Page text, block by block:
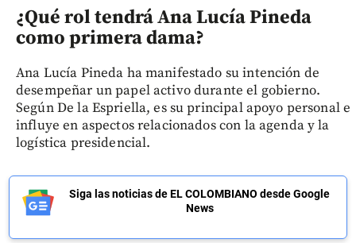
¿Qué rol tendrá Ana Lucía Pineda
como primera dama?
Ana Lucía Pineda ha manifestado su intención de
desempeñar un papel activo durante el gobierno.
Según De la Espriella, es su principal apoyo personal e
influye en aspectos relacionados con la agenda y la
logística presidencial.
Siga las noticias de EL COLOMBIANO desde Google
News